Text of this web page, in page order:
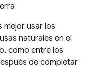
mejor usar los
naturales en el
como entre los
de completar